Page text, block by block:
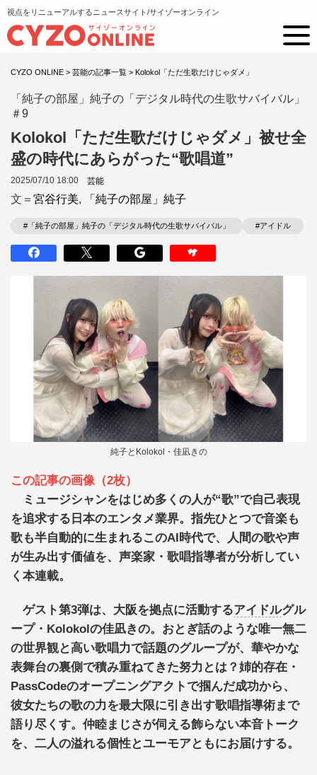
視点をリニューアルするニュースサイト/サイゾーオンライン
CYZO ONLINE > 芸能の記事一覧 > Kolokol「ただ生歌だけじゃダメ」
「純子の部屋」純子の「デジタル時代の生歌サバイバル」
＃9
Kolokol「ただ生歌だけじゃダメ」被せ全
盛の時代にあらがった“歌唱道”
2025/07/10 18:00 芸能
文＝ 宮谷行美, 「純子の部屋」純子
#「純子の部屋」純子の「デジタル時代の生歌サバイバル」 #アイドル
純子とKolokol・佳凪きの
この記事の画像（2枚）
ミュージシャンをはじめ多くの人が“歌”で自己表現
を追求する日本のエンタメ業界。指先ひとつで音楽も
歌も半自動的に生まれるこのAI時代で、人間の歌や声
が生み出す価値を、声楽家・歌唱指導者が分析してい
く本連載。
ゲスト第3弾は、大阪を拠点に活動するアイドルグル
ープ・Kolokolの佳凪きの。おとぎ話のような唯一無二
の世界観と高い歌唱力で話題のグループが、華やかな
表舞台の裏側で積み重ねてきた努力とは？姉的存在・
PassCodeのオープニングアクトで掴んだ成功から、
彼女たちの歌の力を最大限に引き出す歌唱指導術まで
語り尽くす。仲睦まじさが伺える飾らない本音トーク
を、二人の溢れる個性とユーモアともにお届けする。